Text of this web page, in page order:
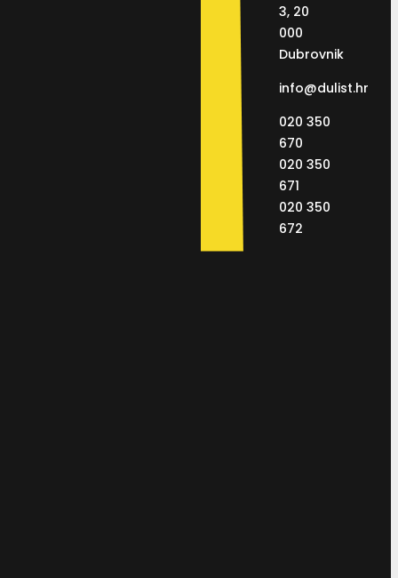
3, 20
000
Dubrovnik
info@dulist.hr
020 350
670
020 350
671
020 350
672